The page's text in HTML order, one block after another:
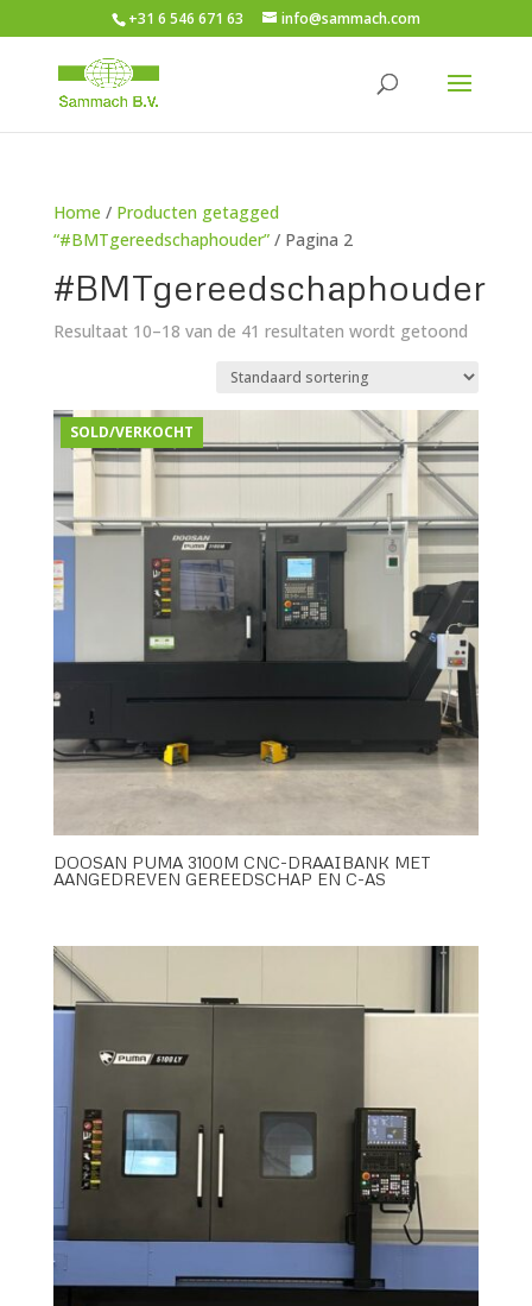
+31 6 546 671 63 info@sammach.com
Home / Producten getagged
“#BMTgereedschaphouder”/ Pagina 2
#BMTgereedschaphouder
Resultaat 10–18 van de 41 resultaten wordt getoond
SOLD/VERKOCHT
DOOSAN PUMA 3100M CNC-DRAAIBANK MET
AANGEDREVEN GEREEDSCHAP EN C-AS